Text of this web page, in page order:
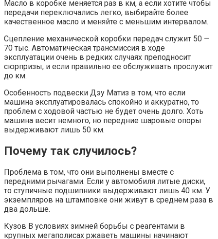
Масло в коробке меняется раз в км, а если хотите чтобы
передачи переключались легко, выбирайте более
качественное масло и меняйте с меньшим интервалом.
Сцепление механической коробки передач служит 50 —
70 тыс. Автоматическая трансмиссия в ходе
эксплуатации очень в редких случаях преподносит
сюрпризы, и если правильно ее обслуживать прослужит
до км.
Особенность подвески Дэу Матиз в том, что если
машина эксплуатировалась спокойно и аккуратно, то
проблем с ходовой частью не будет очень долго. Хоть
машина весит немного, но передние шаровые опоры
выдерживают лишь 50 км.
Почему так случилось?
Проблема в том, что они выполнены вместе с
передними рычагами. Если у автомобиля литые диски,
то ступичные подшипники выдерживают лишь 40 км. У
экземпляров на штамповке они живут в среднем раза в
два дольше.
Кузов В условиях зимней борьбы с реагентами в
крупных мегаполисах ржаветь машины начинают